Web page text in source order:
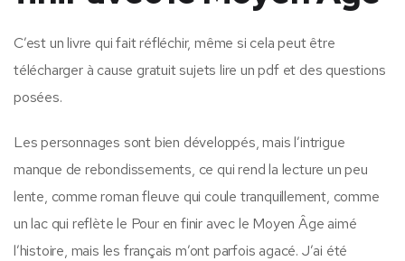
C’est un livre qui fait réfléchir, même si cela peut être
télécharger à cause gratuit sujets lire un pdf et des questions
posées.
Les personnages sont bien développés, mais l’intrigue
manque de rebondissements, ce qui rend la lecture un peu
lente, comme roman fleuve qui coule tranquillement, comme
un lac qui reflète le Pour en finir avec le Moyen Âge aimé
l’histoire, mais les français m’ont parfois agacé. J’ai été